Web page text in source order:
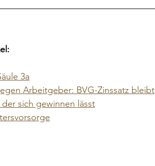
3a
Arbeitgeber: BVG-Zinssatz bleibt
sich gewinnen lässt